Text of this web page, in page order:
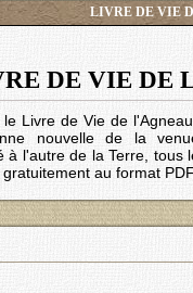
LIVRE DE VIE
DE VIE DE
Livre de Vie de
nouvelle de la
l'autre de la Terre, tous
gratuitement au format PDF.